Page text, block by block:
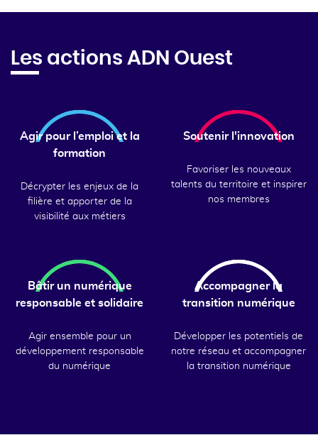
Les actions ADN Ouest
Agir pour l’emploi et la
formation
Décrypter les enjeux de la
filière et apporter de la
visibilité aux métiers
Soutenir l'innovation
Favoriser les nouveaux
talents du territoire et inspirer
nos membres
Bâtir un numérique
responsable et solidaire
Agir ensemble pour un
développement responsable
du numérique
Accompagner la
transition numérique
Développer les potentiels de
notre réseau et accompagner
la transition numérique